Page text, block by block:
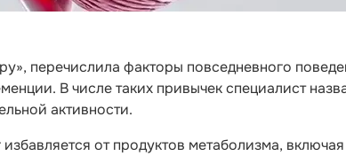
перечислила факторы повседневного
В числе таких привычек специалист
активности.
от продуктов метаболизма, включая